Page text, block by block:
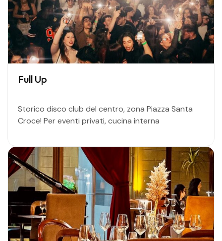
Full Up
Storico disco club del centro, zona Piazza Santa
Croce! Per eventi privati, cucina interna